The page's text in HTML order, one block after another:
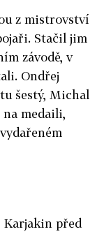
z mistrovství
Stačil jim
závodě, v
Ondřej
šestý, Michal
na medaili,
Karjakin před